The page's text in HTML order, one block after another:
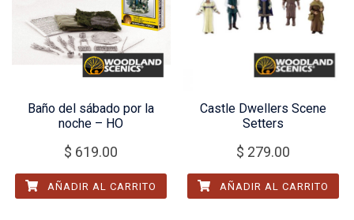
Baño del sábado por la
noche – HO
$ 619.00
AÑADIR AL CARRITO
Castle Dwellers Scene
Setters
$ 279.00
AÑADIR AL CARRITO